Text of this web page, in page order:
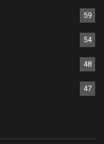
59
54
48
47